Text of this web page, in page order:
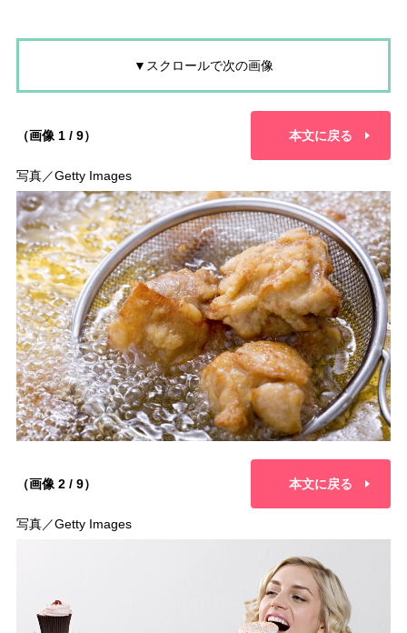
▼スクロールで次の画像
（画像 1 / 9） 本文に戻る
写真／Getty Images
（画像 2 / 9） 本文に戻る
写真／Getty Images